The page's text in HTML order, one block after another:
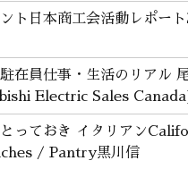
ント日本商工会活動レポート
在員仕事・生活のリアル
Electric Sales
っておき イタリアン
/ Pantry黒川信